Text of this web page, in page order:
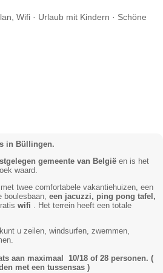
Wifi · Urlaub mit Kindern · Schöne
in Büllingen.
gemeente van België en is het
waard.
twee comfortabele vakantiehuizen, een
boulesbaan, een jacuzzi, ping pong tafel,
wifi . Het terrein heeft een totale
u zeilen, windsurfen, zwemmen,
aan maximaal 10/18 of 28 personen. (
met een tussensas )